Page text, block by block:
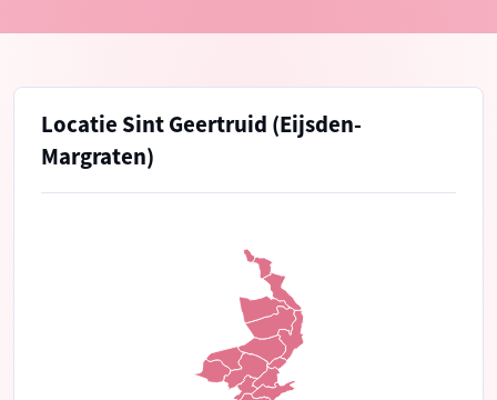
Locatie Sint Geertruid (Eijsden-
Margraten)